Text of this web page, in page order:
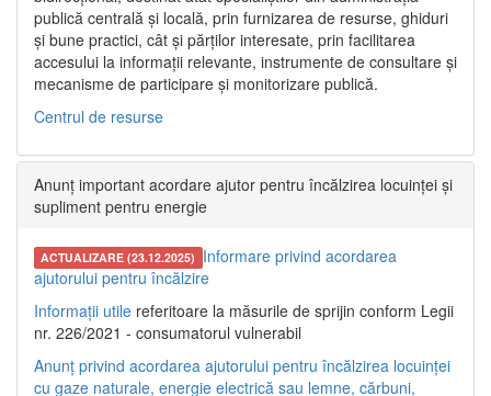
publică centrală și locală, prin furnizarea de resurse, ghiduri
și bune practici, cât și părților interesate, prin facilitarea
accesului la informații relevante, instrumente de consultare și
mecanisme de participare și monitorizare publică.
Centrul de resurse
Anunț important acordare ajutor pentru încălzirea locuinței și
supliment pentru energie
ACTUALIZARE (23.12.2025) Informare privind acordarea
ajutorului pentru încălzire
Informații utile referitoare la măsurile de sprijin conform Legii
nr. 226/2021 - consumatorul vulnerabil
Anunț privind acordarea ajutorului pentru încălzirea locuinței
cu gaze naturale, energie electrică sau lemne, cărbuni,